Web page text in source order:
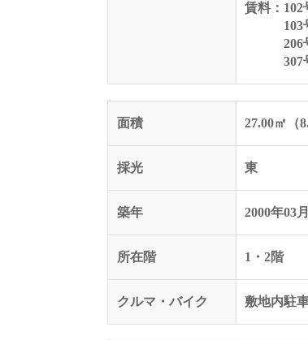
賃料：102
103号
206号
307号
面積 27.00㎡（
採光 東
築年 2000年03月
所在階 1・2階
クルマ・バイク 敷地内駐